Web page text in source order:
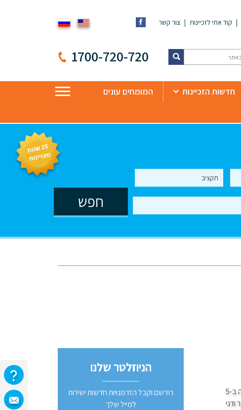
קוד אתי לזכיינות צור קשר
1700-720-720
חדשות הזכיינות
המומחים עונים
הניוזלטר שלנו
הירשם וקבל הזדמנויות חדשות ישירות
למייל שלך